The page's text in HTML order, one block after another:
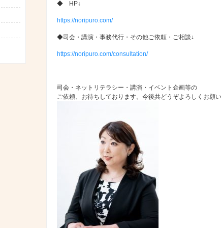
◆ HP↓
https://noripuro.com/
◆司会・講演・事務代行・その他ご依頼・ご相談↓
https://noripuro.com/consultation/
司会・ネットリテラシー・講演・イベント企画等の
ご依頼、お待ちしております。今後共どうぞよろしくお願い